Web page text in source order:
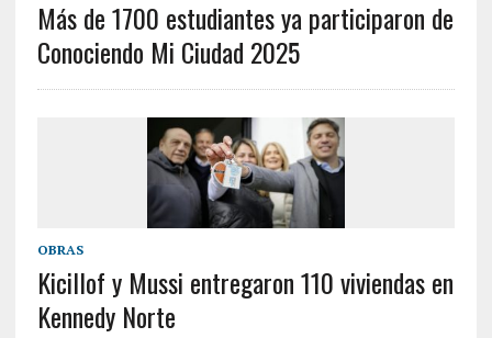
Más de 1700 estudiantes ya participaron de
Conociendo Mi Ciudad 2025
OBRAS
Kicillof y Mussi entregaron 110 viviendas en
Kennedy Norte